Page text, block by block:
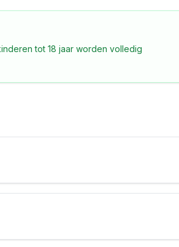
tot 18 jaar worden volledig